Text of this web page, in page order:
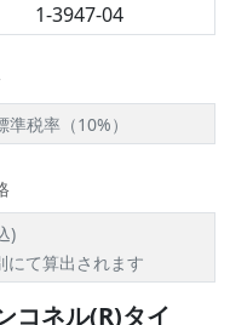
1-3947-04
準税率（10%）
)
て算出されます
コネル(R)タイ